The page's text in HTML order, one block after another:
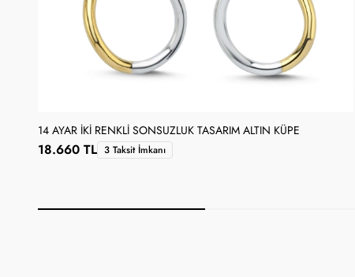
14 AYAR İKI RENKLI SONSUZLUK TASARIM ALTIN KÜPE
18.660 TL 3 Taksit İmkanı